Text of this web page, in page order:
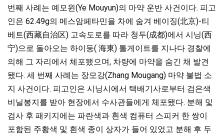
번째 사례는 예모윈(Ye Mouyun)의 마약 운반 사건이다. 피고
인은 62.49g의 메스암페타민을 차에 숨겨 베이징(北京)-티
베트(西藏自治区) 고속도로를 따라 청두(成都)에서 시닝(西
宁)으로 돌아오는 하이둥( 海東) 톨게이트를 지나다 경찰에
의해 그 자리에서 체포됐으며, 차량에 마약을 숨긴 채 발견
됐다. 세 번째 사례는 장모강(Zhang Mougang) 마약 불법 소
지 사건이다. 피고인은 시닝시에서 택배기사로부터 검은색
비닐봉지를 받아 현장에서 수사관들에게 체포됐다. 분해 및
검사 후 패키지에는 파란색과 흰색 컴퓨터 스피커 한 쌍이
포함된 주황색 및 흰색 종이 상자가 들어 있었고 분해 후 두